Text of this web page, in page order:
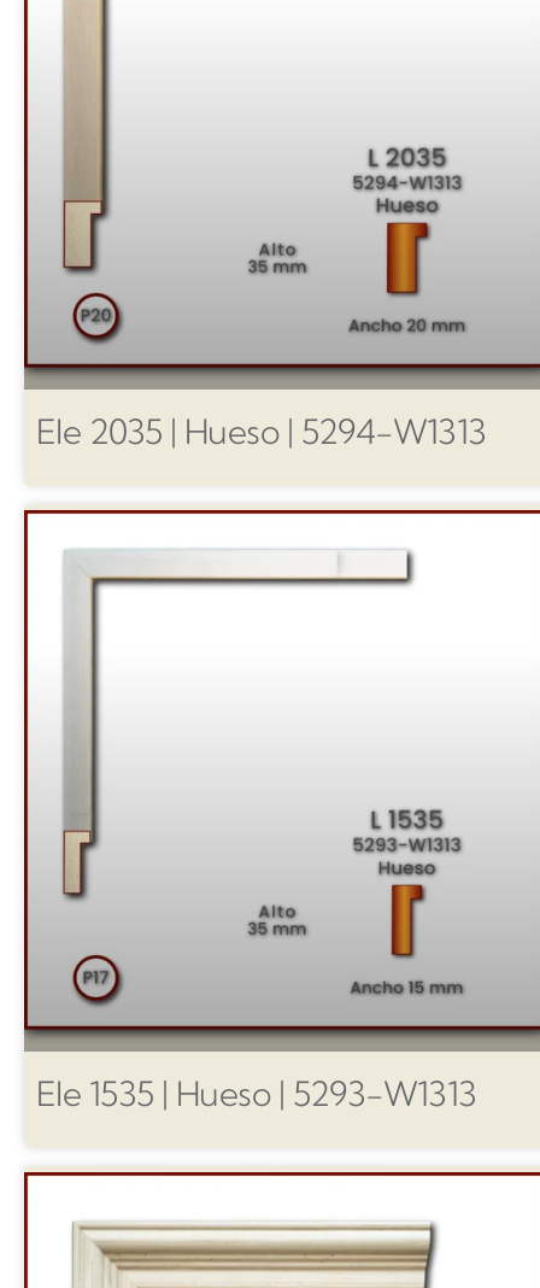
Ele 2035 | Hueso | 5294-W1313
Ele 1535 | Hueso | 5293-W1313